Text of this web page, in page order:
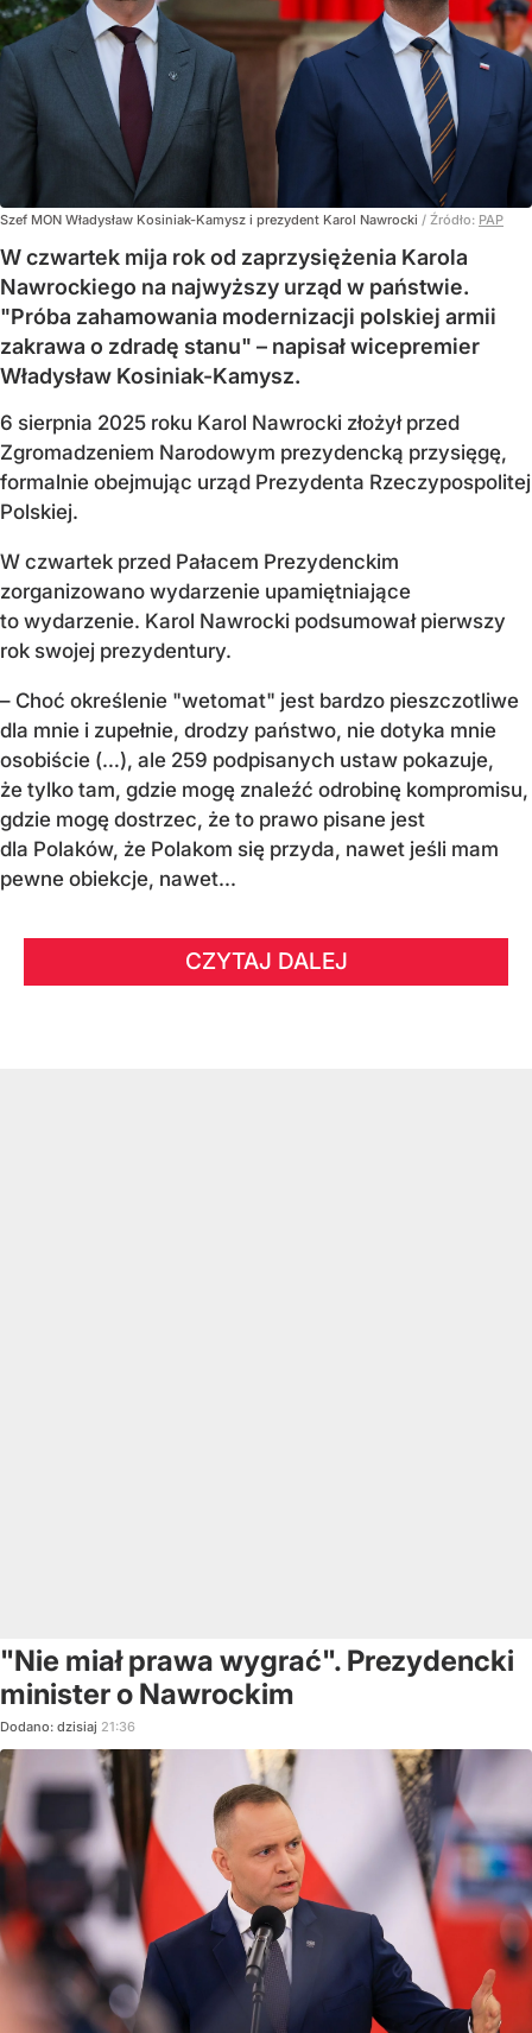
Szef MON Władysław Kosiniak-Kamysz i prezydent Karol Nawrocki / Źródło: PAP
W czwartek mija rok od zaprzysiężenia Karola
Nawrockiego na najwyższy urząd w państwie.
"Próba zahamowania modernizacji polskiej armii
zakrawa o zdradę stanu" – napisał wicepremier
Władysław Kosiniak-Kamysz.
6 sierpnia 2025 roku Karol Nawrocki złożył przed
Zgromadzeniem Narodowym prezydencką przysięgę,
formalnie obejmując urząd Prezydenta Rzeczypospolitej
Polskiej.
W czwartek przed Pałacem Prezydenckim
zorganizowano wydarzenie upamiętniające
to wydarzenie. Karol Nawrocki podsumował pierwszy
rok swojej prezydentury.
– Choć określenie "wetomat" jest bardzo pieszczotliwe
dla mnie i zupełnie, drodzy państwo, nie dotyka mnie
osobiście (…), ale 259 podpisanych ustaw pokazuje,
że tylko tam, gdzie mogę znaleźć odrobinę kompromisu,
gdzie mogę dostrzec, że to prawo pisane jest
dla Polaków, że Polakom się przyda, nawet jeśli mam
pewne obiekcje, nawet...
CZYTAJ DALEJ
"Nie miał prawa wygrać". Prezydencki
minister o Nawrockim
Dodano: dzisiaj 21:36